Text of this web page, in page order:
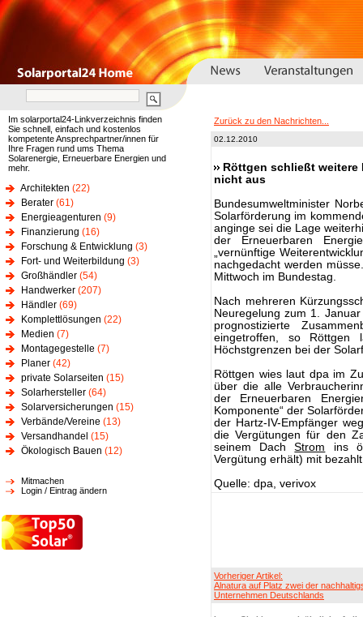
Im solarportal24-Linkverzeichnis finden
Sie schnell, einfach und kostenlos
kompetente Ansprechpartner/innen für
Ihre Fragen rund ums Thema
Solarenergie, Erneuerbare Energien und
mehr.
Architekten (22)
Berater (61)
Energieagenturen (9)
Finanzierung (16)
Forschung & Entwicklung (3)
Fort- und Weiterbildung (3)
Großhändler (54)
Handwerker (207)
Händler (69)
Komplettlösungen (22)
Medien (7)
Montagegestelle (7)
Planer (42)
private Solarseiten (15)
Solarhersteller (64)
Solarversicherungen (15)
Verbände/Vereine (13)
Versandhandel (15)
Ökologisch Bauen (12)
Mitmachen
Login / Eintrag ändern
Zurück zu den Nachrichten...
02.12.2010
Röttgen schließt
nicht aus
Bundesumweltminister
Solarförderung im
anginge sei die Lage
der Erneuerbaren
„vernünftige
nachgedacht werden
Mittwoch im Bundestag.
Nach mehreren
Neuregelung zum 1.
prognostizierte
eingetroffen, so
Höchstgrenzen bei der
Röttgen wies laut dpa im
über die alle
der Erneuerbaren
Komponente“ der
der Hartz-IV-Empfänger
die Vergütungen für den
seinem DachStrom ins
Vergütung erhält) mit
Quelle: dpa, verivox
Vorheriger Artikel:
Alnatura auf Platz zwei der
Unternehmen Deutschlands